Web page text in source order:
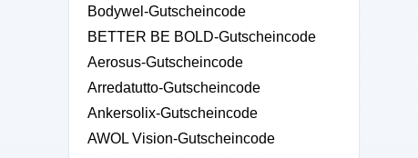
Bodywel-Gutscheincode
BETTER BE BOLD-Gutscheincode
Aerosus-Gutscheincode
Arredatutto-Gutscheincode
Ankersolix-Gutscheincode
AWOL Vision-Gutscheincode